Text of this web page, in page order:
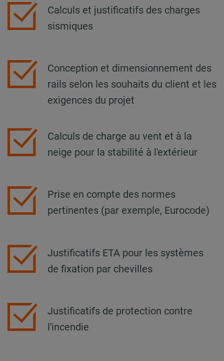
Calculs et justificatifs des charges
sismiques
Conception et dimensionnement des
rails selon les souhaits du client et les
exigences du projet
Calculs de charge au vent et à la
neige pour la stabilité à l'extérieur
Prise en compte des normes
pertinentes (par exemple, Eurocode)
Justificatifs ETA pour les systèmes
de fixation par chevilles
Justificatifs de protection contre
l'incendie